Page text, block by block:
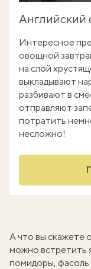
Английский
Интересное
овощной
на слой
выкладывают
разбивают в
отправляют
потратить
несложно!
А что вы скажете
можно встретить
помидоры,